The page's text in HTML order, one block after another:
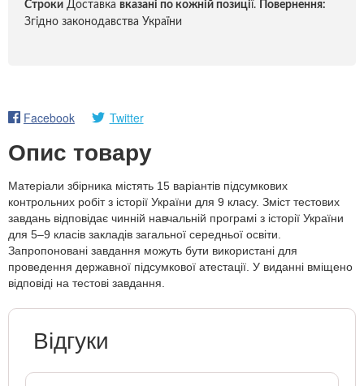
Строки Доставка вказані по кожній позиції.
Повернення:
Згідно законодавства України
Facebook Twitter
Опис товару
Матеріали збірника містять 15 варіантів підсумкових
контрольних робіт з історії України для 9 класу. Зміст тестових
завдань відповідає чинній навчальній програмі з історії України
для 5–9 класів закладів загальної середньої освіти.
Запропоновані завдання можуть бути використані для
проведення державної підсумкової атестації. У виданні вміщено
відповіді на тестові завдання.
Відгуки